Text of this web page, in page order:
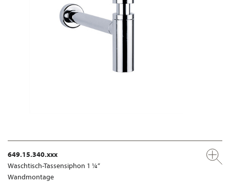
649.15.340.xxx
Waschtisch-Tassensiphon 1 ¼“
Wandmontage